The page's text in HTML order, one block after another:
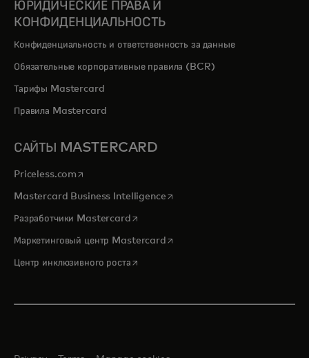
ЮРИДИЧЕСКИЕ ПРАВА И
КОНФИДЕНЦИАЛЬНОСТЬ
Конфиденциальность и ответственность за данные
Обязательные корпоративные правила (BCR)
Тарифы Mastercard
Правила Mastercard
САЙТЫ MASTERCARD
Priceless.com opens in a new tab
Mastercard Business Intelligenceopens in a new tab
Разработчики Mastercardopens in a new tab
Маркетинговый центр Mastercardopens in a new tab
Центр инклюзивного ростаopens in a new tab